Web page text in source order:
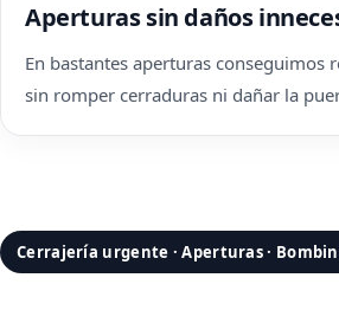
Aperturas sin daños
En bastantes aperturas conseguimos
sin romper cerraduras ni dañar la
Cerrajería urgente · Aperturas ·